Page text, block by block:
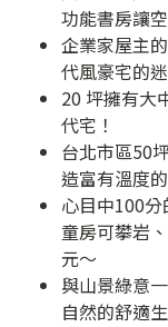
功能書房讓
企業家屋主
代風豪宅的
20 坪擁有大
代宅！
台北市區50
造富有溫度
心目中100
童房可攀岩
元～
與山景綠意
自然的舒適